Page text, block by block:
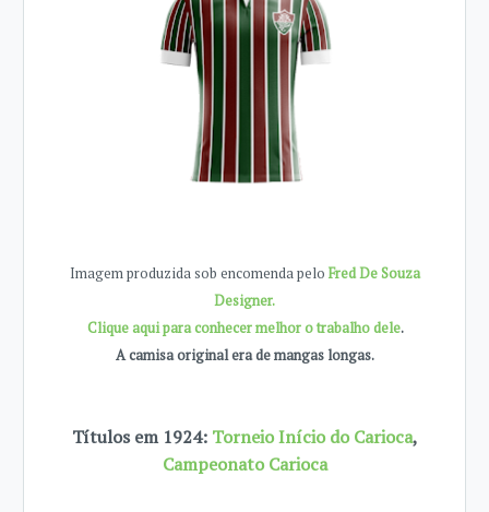
Imagem produzida sob encomenda peloFred De Souza
Designer.
Clique aqui para conhecer melhor o trabalho dele.
A camisa original era de mangas longas.
Títulos em 1924: Torneio Início do Carioca,
Campeonato Carioca